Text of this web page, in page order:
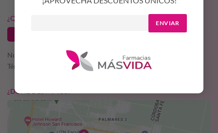
ENVIAR
¿QUERÉS SER PARTE DE MÁS VIDA?
Nosotros
Términos y condiciones
¿DÓNDE ESTAMOS?